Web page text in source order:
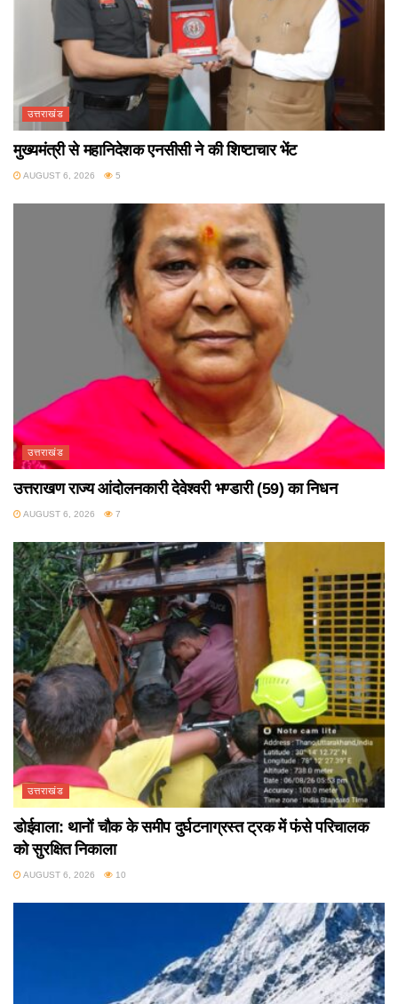
उत्तराखंड
मुख्यमंत्री से महानिदेशक एनसीसी ने की शिष्टाचार भेंट
AUGUST 6, 2026 5
उत्तराखंड
उत्तराखण राज्य आंदोलनकारी देवेश्वरी भण्डारी (59) का निधन
AUGUST 6, 2026 7
उत्तराखंड
डोईवाला: थानों चौक के समीप दुर्घटनाग्रस्त ट्रक में फंसे परिचालक
को सुरक्षित निकाला
AUGUST 6, 2026 10